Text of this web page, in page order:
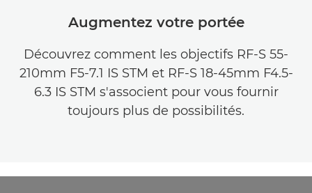
Augmentez votre portée
Découvrez comment les objectifs RF-S 55-
210mm F5-7.1 IS STM et RF-S 18-45mm F4.5-
6.3 IS STM s'associent pour vous fournir
toujours plus de possibilités.